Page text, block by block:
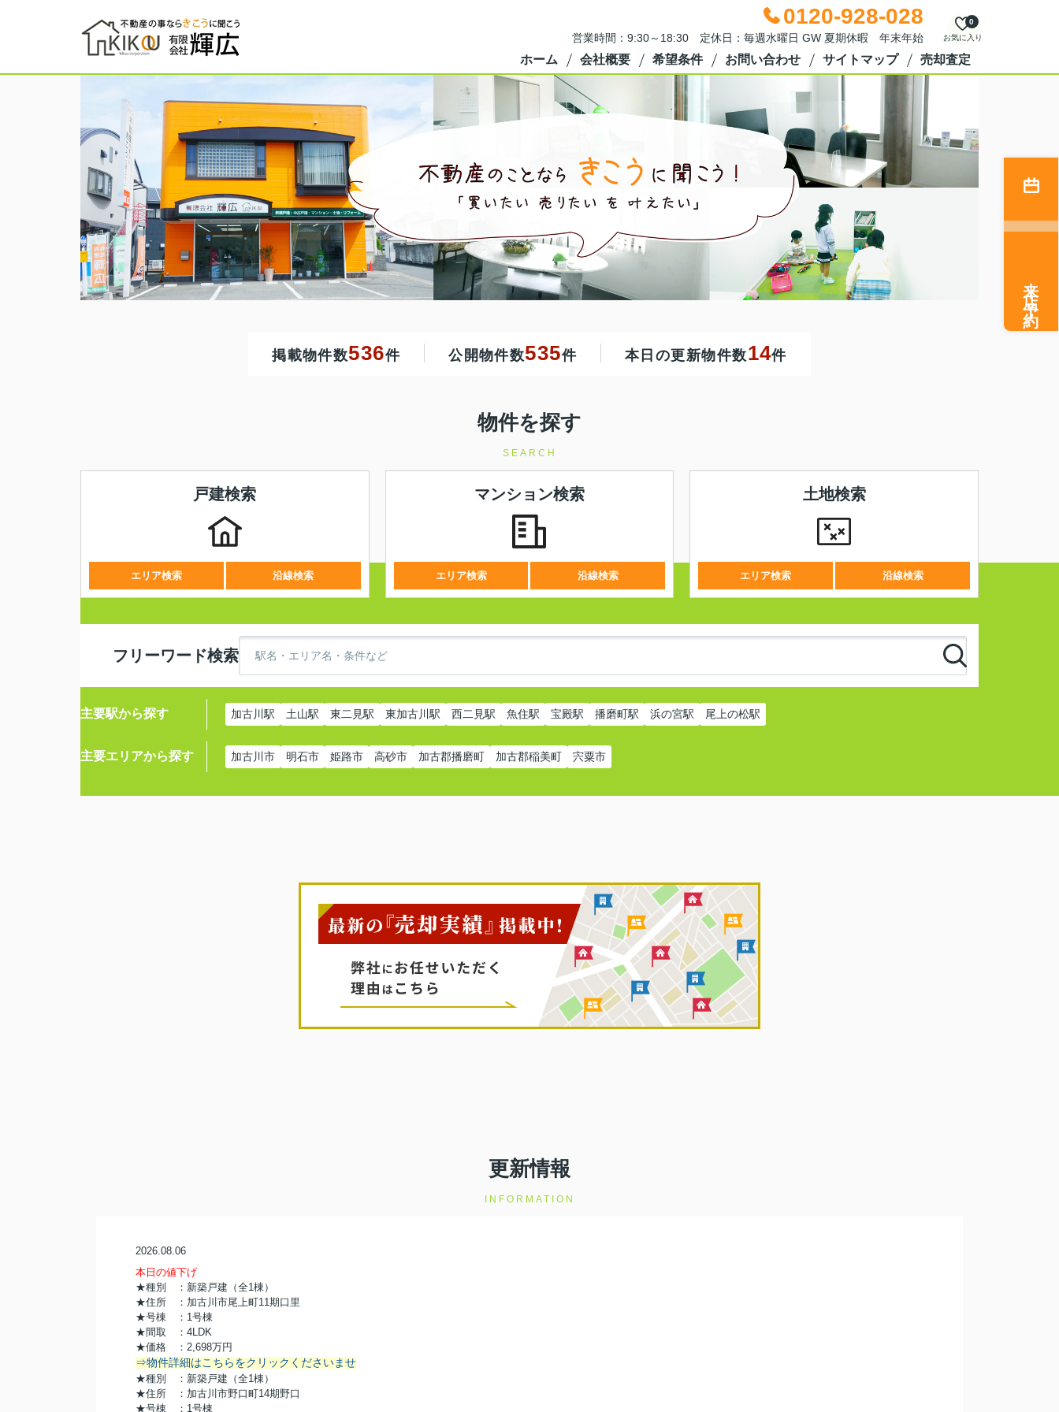
0120-928-028
営業時間：9:30～18:30 定休日：毎週水曜日 GW 夏期休暇 年末年始 お気に入り
0
ホーム 会社概要 希望条件 お問い合わせ サイトマップ 売却査定
掲載物件数536件 公開物件数535件 本日の更新物件数14件
物件を探す
SEARCH
戸建検索
エリア検索 沿線検索
マンション検索
エリア検索 沿線検索
土地検索
エリア検索 沿線検索
フリーワード検索
主要駅から探す 加古川駅 土山駅 東二見駅 東加古川駅 西二見駅 魚住駅 宝殿駅 播磨町駅 浜の宮駅 尾上の松駅
主要エリアから探す 加古川市 明石市 姫路市 高砂市 加古郡播磨町 加古郡稲美町 宍粟市
更新情報
INFORMATION
2026.08.06
本日の値下げ
★種別 ：新築戸建（全1棟）
★住所 ：加古川市尾上町11期口里
★号棟 ：1号棟
★間取 ：4LDK
★価格 ：2, 698万円
⇒物件詳細はこちらをクリックくださいませ
★種別 ：新築戸建（全1棟）
★住所 ：加古川市野口町14期野口
★号棟 ：1号棟
来店予約